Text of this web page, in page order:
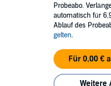
high and too strong?
Probeabo.
automatisch für
Ablauf des
gelten.
Für 0,00 €
Weitere